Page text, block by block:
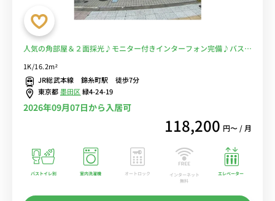
人気の角部屋＆２面採光♪モニター付きインターフォン完備♪バスト
前にスーパー「ジャパンミート生鮮館」＆マンション付近に「マルエ
ツ 両国亀沢店」あり！■選べるWi-Fi格安レンタル中！
1K/16.2m²
JR総武本線 錦糸町駅 徒歩7分
東京都墨田区緑4-24-19
2026年09月07日から入居可
118,200 円〜 / 月
バストイレ別 室内洗濯機 オートロック
インターネット
無料
エレベーター